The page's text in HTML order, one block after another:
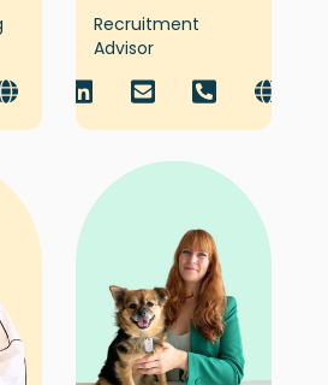
Recruitment
Advisor